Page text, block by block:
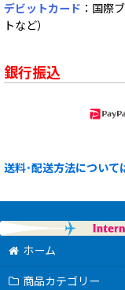
デビットカード ：国際
トなど）
銀行振込
送料･配送方法について
ホーム
商品カテゴリー